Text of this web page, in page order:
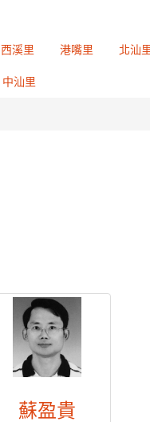
西溪里 港嘴里 北汕
中汕里
蘇盈貴